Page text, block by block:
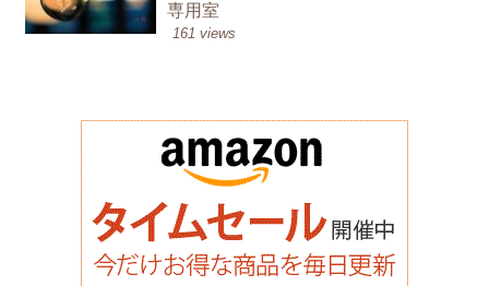
専用室
161 views